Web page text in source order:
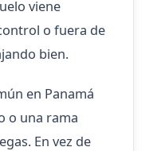
viene
o fuera de
bien.
en Panamá
o una rama
En vez de